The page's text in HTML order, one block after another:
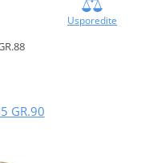
Usporedite
GR.90